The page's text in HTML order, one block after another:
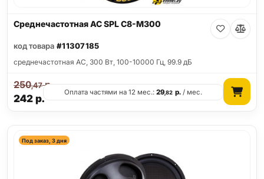
Среднечастотная АС SPL C8-M300
код товара #11307185
среднечастотная АС, 300 Вт, 100-10000 Гц, 99.9 дБ
242р.
250,47р.
Оплата частями на 12 мес.:29,82 р./ мес.
Под заказ, 3 дня